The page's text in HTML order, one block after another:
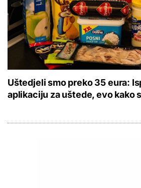
Uštedjeli smo preko 35 eura:
aplikaciju za uštede, evo kako